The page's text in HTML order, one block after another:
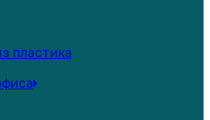
пластика